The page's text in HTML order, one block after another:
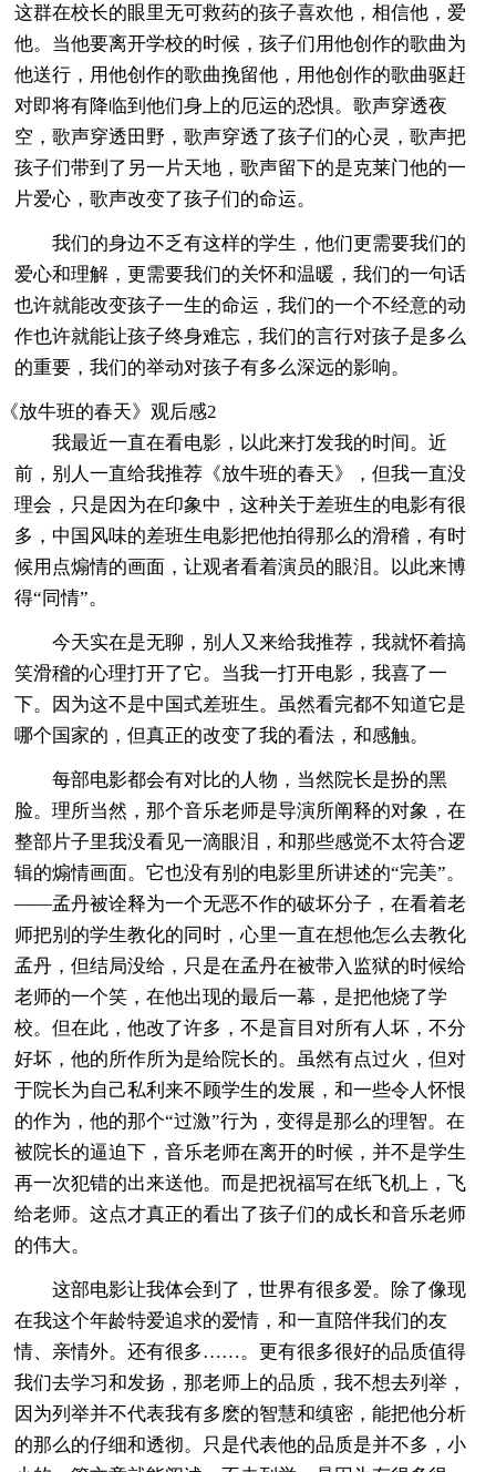
这群在校长的眼里无可救药的孩子喜欢他，相信他，爱
他。当他要离开学校的时候，孩子们用他创作的歌曲为
他送行，用他创作的歌曲挽留他，用他创作的歌曲驱赶
对即将有降临到他们身上的厄运的恐惧。歌声穿透夜
空，歌声穿透田野，歌声穿透了孩子们的心灵，歌声把
孩子们带到了另一片天地，歌声留下的是克莱门他的一
片爱心，歌声改变了孩子们的命运。
我们的身边不乏有这样的学生，他们更需要我们的
爱心和理解，更需要我们的关怀和温暖，我们的一句话
也许就能改变孩子一生的命运，我们的一个不经意的动
作也许就能让孩子终身难忘，我们的言行对孩子是多么
的重要，我们的举动对孩子有多么深远的影响。
《放牛班的春天》观后感2
我最近一直在看电影，以此来打发我的时间。近
前，别人一直给我推荐《放牛班的春天》，但我一直没
理会，只是因为在印象中，这种关于差班生的电影有很
多，中国风味的差班生电影把他拍得那么的滑稽，有时
候用点煽情的画面，让观者看着演员的眼泪。以此来博
得“同情”。
今天实在是无聊，别人又来给我推荐，我就怀着搞
笑滑稽的心理打开了它。当我一打开电影，我喜了一
下。因为这不是中国式差班生。虽然看完都不知道它是
哪个国家的，但真正的改变了我的看法，和感触。
每部电影都会有对比的人物，当然院长是扮的黑
脸。理所当然，那个音乐老师是导演所阐释的对象，在
整部片子里我没看见一滴眼泪，和那些感觉不太符合逻
辑的煽情画面。它也没有别的电影里所讲述的“完美”。
——孟丹被诠释为一个无恶不作的破坏分子，在看着老
师把别的学生教化的同时，心里一直在想他怎么去教化
孟丹，但结局没给，只是在孟丹在被带入监狱的时候给
老师的一个笑，在他出现的最后一幕，是把他烧了学
校。但在此，他改了许多，不是盲目对所有人坏，不分
好坏，他的所作所为是给院长的。虽然有点过火，但对
于院长为自己私利来不顾学生的发展，和一些令人怀恨
的作为，他的那个“过激”行为，变得是那么的理智。在
被院长的逼迫下，音乐老师在离开的时候，并不是学生
再一次犯错的出来送他。而是把祝福写在纸飞机上，飞
给老师。这点才真正的看出了孩子们的成长和音乐老师
的伟大。
这部电影让我体会到了，世界有很多爱。除了像现
在我这个年龄特爱追求的爱情，和一直陪伴我们的友
情、亲情外。还有很多……。更有很多很好的品质值得
我们去学习和发扬，那老师上的品质，我不想去列举，
因为列举并不代表我有多麽的智慧和缜密，能把他分析
的那么的仔细和透彻。只是代表他的品质是并不多，小